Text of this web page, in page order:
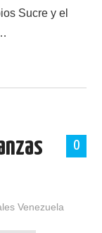
Sucre y el
0
Venezuela